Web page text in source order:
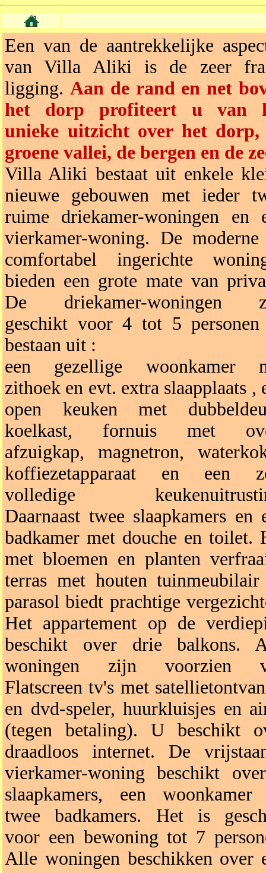
Een van de aantrekkelijke
van Villa Aliki is de zeer
ligging. Aan de rand en net
het dorp profiteert u van
unieke uitzicht over het dorp,
groene vallei, de bergen en de
Villa Aliki bestaat uit enkele
nieuwe gebouwen met ieder
ruime driekamer-woningen en
vierkamer-woning. De moderne
comfortabel ingerichte
bieden een grote mate van
De driekamer-woningen
geschikt voor 4 tot 5 personen
bestaan uit :
een gezellige woonkamer
zithoek en evt. extra slaapplaats ,
open keuken met
koelkast, fornuis met
afzuigkap, magnetron,
koffiezetapparaat en een
volledige
Daarnaast twee slaapkamers en
badkamer met douche en toilet.
met bloemen en planten
terras met houten tuinmeubilair
parasol biedt prachtige
Het appartement op de
beschikt over drie balkons.
woningen zijn voorzien
Flatscreen tv's met
en dvd-speler, huurkluisjes en
(tegen betaling). U beschikt
draadloos internet. De
vierkamer-woning beschikt
slaapkamers, een woonkamer
twee badkamers. Het is
voor een bewoning tot 7
Alle woningen beschikken over